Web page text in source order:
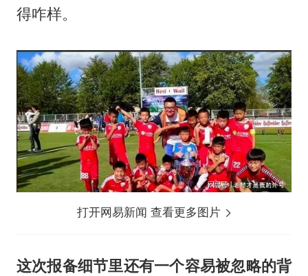
得咋样。
打开网易新闻 查看更多图片
这次报备细节里还有一个容易被忽略的背